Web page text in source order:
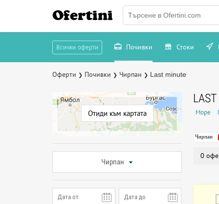
Ofertini
Всички оферти Почивки Стоки
Оферти ❯ Почивки ❯ Чирпан ❯ Last minute
Отиди към картата
Чирпан
Море
Чирпан
0